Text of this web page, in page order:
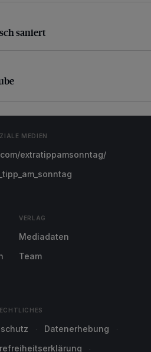
saniert
saniert
MEDIEN
extratippamsonntag/
VERLAG
Mediadaten
Team
Datenerhebung